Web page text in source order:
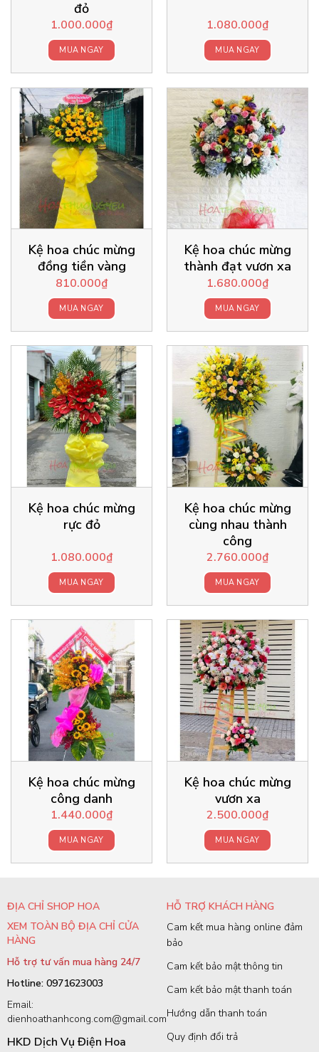
đỏ
1.000.000₫
MUA NGAY
1.080.000₫
MUA NGAY
Kệ hoa chúc mừng
đồng tiền vàng
810.000₫
MUA NGAY
Kệ hoa chúc mừng
thành đạt vươn xa
1.680.000₫
MUA NGAY
Kệ hoa chúc mừng
rực đỏ
1.080.000₫
MUA NGAY
Kệ hoa chúc mừng
cùng nhau thành
công
2.760.000₫
MUA NGAY
Kệ hoa chúc mừng
công danh
1.440.000₫
MUA NGAY
Kệ hoa chúc mừng
vươn xa
2.500.000₫
MUA NGAY
ĐỊA CHỈ SHOP HOA
XEM TOÀN BỘ ĐỊA CHỈ CỬA
HÀNG
Hỗ trợ tư vấn mua hàng 24/7
Hotline: 0971623003
Email:
dienhoathanhcong.com@gmail.com
HKD Dịch Vụ Điện Hoa
HỖ TRỢ KHÁCH HÀNG
Cam kết mua hàng online đảm
bảo
Cam kết bảo mật thông tin
Cam kết bảo mật thanh toán
Hướng dẫn thanh toán
Quy định đổi trả